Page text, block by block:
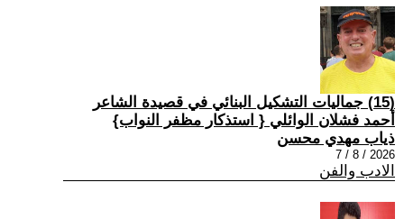
(15) جماليات التشكيل البنائي في قصيدة الشاعر
أحمد فشلان الوائلي { استذكار مظفر النواب}
ذياب مهدي محسن
2026 / 8 / 7
الادب والفن